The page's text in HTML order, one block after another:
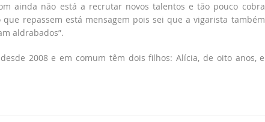
ainda não está a recrutar novos talentos e tão pouco cobra
repassem está mensagem pois sei que a vigarista também
aldrabados”.
2008 e em comum têm dois filhos: Alícia, de oito anos, e